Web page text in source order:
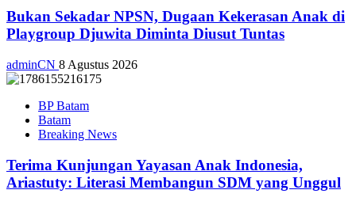
Bukan Sekadar NPSN, Dugaan Kekerasan Anak di
Playgroup Djuwita Diminta Diusut Tuntas
adminCN 8 Agustus 2026
BP Batam
Batam
Breaking News
Terima Kunjungan Yayasan Anak Indonesia,
Ariastuty: Literasi Membangun SDM yang Unggul